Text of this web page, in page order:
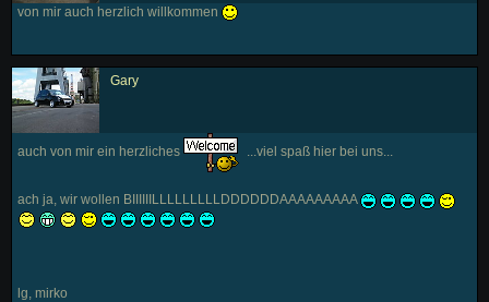
von mir auch herzlich willkommen
Gary
auch von mir ein herzliches ...viel spaß hier bei uns...
ach ja, wir wollen BIIIIIILLLLLLLLLDDDDDDAAAAAAAAA
lg, mirko